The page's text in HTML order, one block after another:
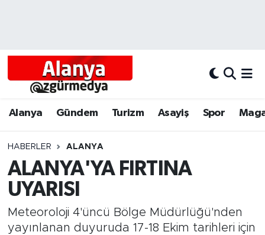
Alanya Gündem Turizm Asayiş Spor
HABERLER ALANYA
ALANYA'YA FIRTINA
UYARISI
Meteoroloji 4'üncü Bölge Müdürlüğü'nden
yayınlanan duyuruda 17-18 Ekim tarihleri için
Alanyum
Bölgesel
Dünya
Eğitim
Alanya Hava Durumu
Tüm Manşetler
Son Dakika Haberleri
Haber Arşivi